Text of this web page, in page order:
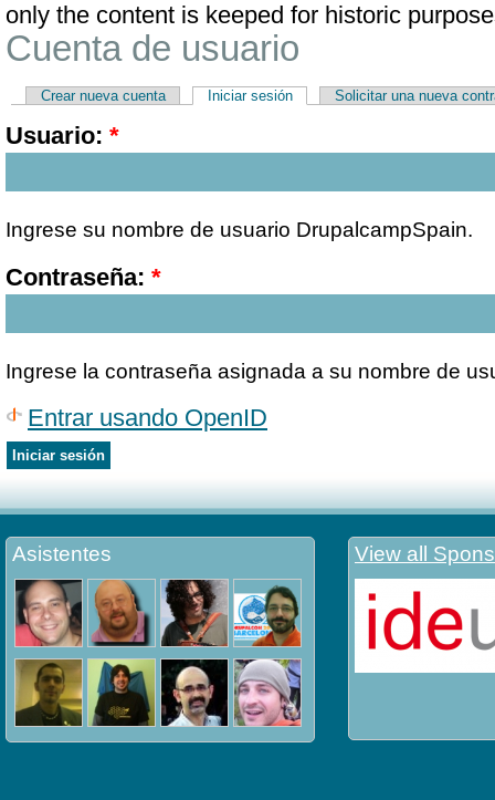
only the content is keeped for historic
Cuenta de usuario
Crear nueva cuenta Iniciar sesión Solicitar una nueva
Usuario: *
Ingrese su nombre de usuario DrupalcampSpain.
Contraseña: *
Ingrese la contraseña asignada a su nombre de
Entrar usando OpenID
Asistentes View all